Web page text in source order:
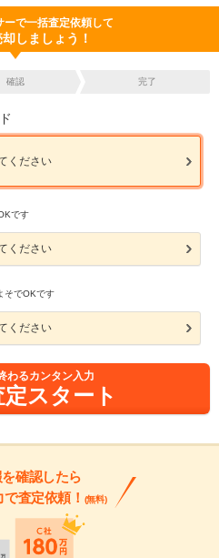
ーで一括査定依頼して
しましょう！
確認 完了
ください
です
ください
そでOKです
ください
わるカンタン入力
スタート
確認したら
査定依頼！ (無料)